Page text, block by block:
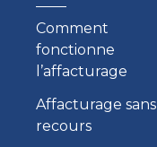
Comment
fonctionne
l’affacturage
Affacturage sans
recours